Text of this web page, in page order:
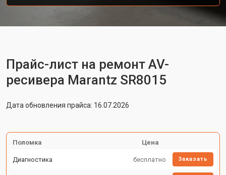
Прайс-лист на ремонт AV-
ресивера Marantz SR8015
Дата обновления прайса: 16.07.2026
Поломка Цена
Диагностика бесплатно Заказать